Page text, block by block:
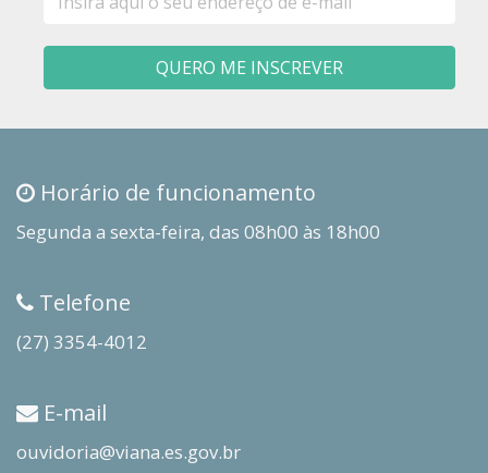
mail
QUERO ME INSCREVER
Horário de funcionamento
Segunda a sexta-feira, das 08h00 às 18h00
Telefone
(27) 3354-4012
E-mail
ouvidoria@viana.es.gov.br